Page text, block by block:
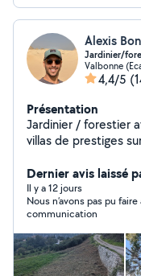
Alexis
Jardinier/
Valbonne
4,4/5
Présentation
Jardinier / forestier
villas de prestiges sur la côte
Débroussaillage, abattage et
me contacter pour
Dernier avis laissé
Il y a 12 jours
Nous n’avons pas pu
communication